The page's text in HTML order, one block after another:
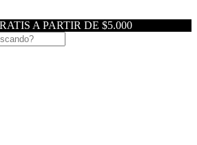
A PARTIR DE $5.000